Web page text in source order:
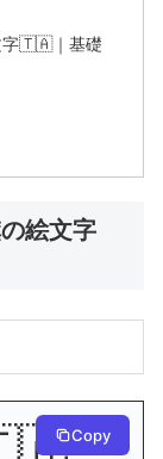
字🇹🇦｜基礎
絵文字
Copy